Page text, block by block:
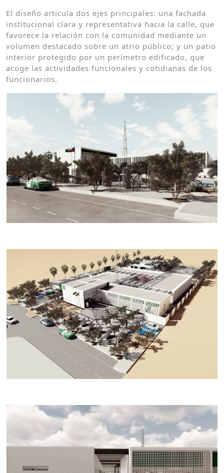
El diseño articula dos ejes principales: una fachada
institucional clara y representativa hacia la calle, que
favorece la relación con la comunidad mediante un
volumen destacado sobre un atrio público; y un patio
interior protegido por un perímetro edificado, que
acoge las actividades funcionales y cotidianas de los
funcionarios.